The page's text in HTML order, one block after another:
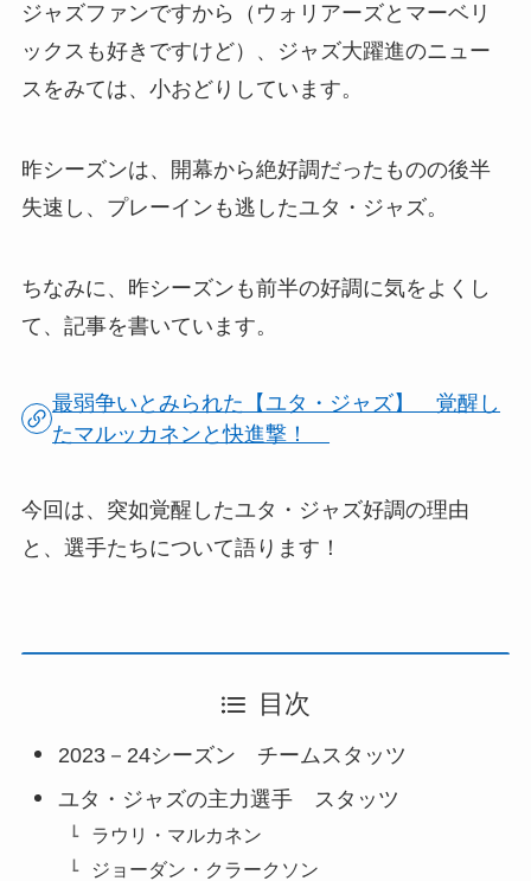
ジャズファンですから（ウォリアーズとマーベリ
ックスも好きですけど）、ジャズ大躍進のニュー
スをみては、小おどりしています。
昨シーズンは、開幕から絶好調だったものの後半
失速し、プレーインも逃したユタ・ジャズ。
ちなみに、昨シーズンも前半の好調に気をよくし
て、記事を書いています。
最弱争いとみられた【ユタ・ジャズ】 覚醒し
たマルッカネンと快進撃！
今回は、突如覚醒したユタ・ジャズ好調の理由
と、選手たちについて語ります！
目次
2023－24シーズン チームスタッツ
ユタ・ジャズの主力選手 スタッツ
ラウリ・マルカネン
ジョーダン・クラークソン